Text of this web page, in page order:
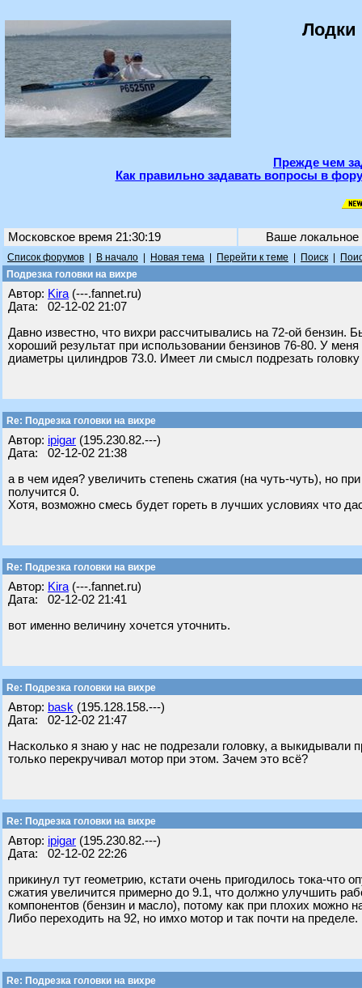
Лодки
Прежде чем
Как правильно задавать вопросы в
Московское время 21:30:19 Ваше
Список форумов В начало Новая тема Перейти к теме Поиск
Подрезка головки на вихре
Автор: Kira (---.fannet.ru)
Дата: 02-12-02 21:07
Давно известно, что вихри рассчитывались на 72-ой бензин.
хороший результат при использовании бензинов 76-80. У
диаметры цилиндров 73.0. Имеет ли смысл подрезать
Re: Подрезка головки на вихре
Автор: ipigar (195.230.82.---)
Дата: 02-12-02 21:38
а в чем идея? увеличить степень сжатия (на чуть-чуть), но
получится 0.
Хотя, возможно смесь будет гореть в лучших условиях что
Re: Подрезка головки на вихре
Автор: Kira (---.fannet.ru)
Дата: 02-12-02 21:41
вот именно величину хочется уточнить.
Re: Подрезка головки на вихре
Автор: bask (195.128.158.---)
Дата: 02-12-02 21:47
Насколько я знаю у нас не подрезали головку, а выкидывали
только перекручивал мотор при этом. Зачем это всё?
Re: Подрезка головки на вихре
Автор: ipigar (195.230.82.---)
Дата: 02-12-02 22:26
прикинул тут геометрию, кстати очень пригодилось тока-что
сжатия увеличится примерно до 9.1, что должно улучшить
компонентов (бензин и масло), потому как при плохих можно
Либо переходить на 92, но имхо мотор и так почти на пределе.
Re: Подрезка головки на вихре